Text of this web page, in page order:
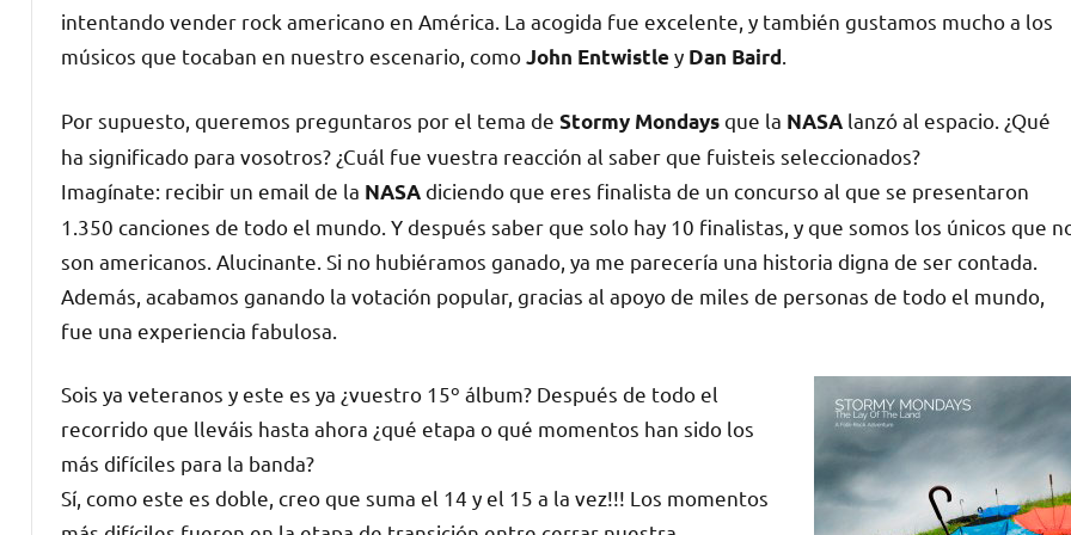
intentando vender rock americano en América. La acogida fue excelente, y también gustamos mucho a los
músicos que tocaban en nuestro escenario, comoJohn Entwistley Dan Baird
Por supuesto, queremos preguntaros por el tema de Stormy Mondaysque la NASA lanzó al espacio. ¿Qué
ha significado para vosotros? ¿Cuál fue vuestra reacción al saber que fuisteis seleccionados?
Imagínate: recibir un email de la NASAdiciendo que eres finalista de un concurso al que se presentaron
1.350 canciones de todo el mundo. Y después saber que solo hay 10 finalistas, y que somos los únicos que
son americanos. Alucinante. Si no hubiéramos ganado, ya me parecería una historia digna de ser contada.
Además, acabamos ganando la votación popular, gracias al apoyo de miles de personas de todo el mundo,
fue una experiencia fabulosa.
Sois ya veteranos y este es ya ¿vuestro 15º álbum? Después de todo el
recorrido que lleváis hasta ahora ¿qué etapa o qué momentos han sido los
más difíciles para la banda?
Sí, como este es doble, creo que suma el 14 y el 15 a la vez!!! Los momentos